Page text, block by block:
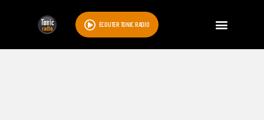
ÉCOUTER TONIC RADIO